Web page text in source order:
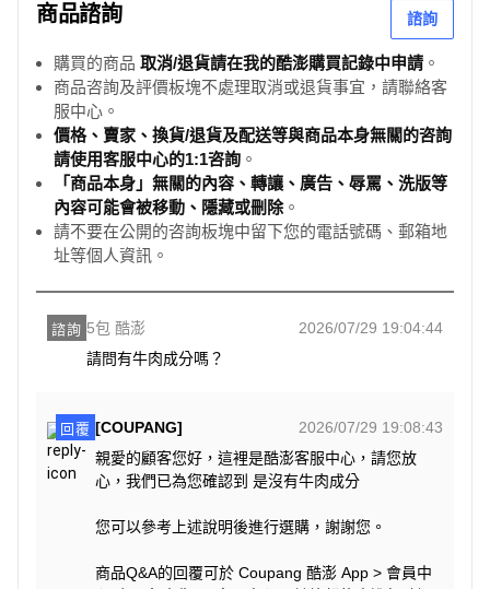
商品諮詢 諮詢
購買的商品 取消/退貨請在我的酷澎購買記錄中申請 。
商品咨詢及評價板塊不處理取消或退貨事宜，請聯絡客
服中心。
價格、賣家、換貨/退貨及配送等與商品本身無關的咨詢
請使用客服中心的1:1咨詢 。
「商品本身」無關的內容、轉讓、廣告、辱罵、洗版等
內容可能會被移動、隱藏或刪除。
請不要在公開的咨詢板塊中留下您的電話號碼、郵箱地
址等個人資訊。
諮詢 5包 酷澎
2026/07/29 19:04:44
請問有牛肉成分嗎？
回覆 [COUPANG]
2026/07/29 19:08:43
親愛的顧客您好，這裡是酷澎客服中心，請您放
心，我們已為您確認到 是沒有牛肉成分
您可以參考上述說明後進行選購，謝謝您。
商品Q&A的回覆可於 Coupang 酷澎 App > 會員中